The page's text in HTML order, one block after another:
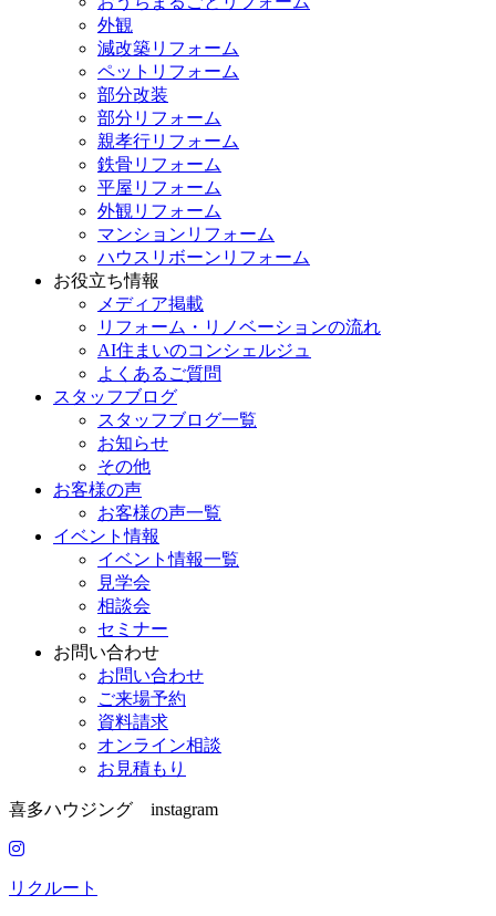
外観
減改築リフォーム
ペットリフォーム
部分改装
部分リフォーム
親孝行リフォーム
鉄骨リフォーム
平屋リフォーム
外観リフォーム
マンションリフォーム
ハウスリボーンリフォーム
お役立ち情報
メディア掲載
リフォーム・リノベーションの流れ
AI住まいのコンシェルジュ
よくあるご質問
スタッフブログ
スタッフブログ一覧
お知らせ
その他
お客様の声
お客様の声一覧
イベント情報
イベント情報一覧
見学会
相談会
セミナー
お問い合わせ
お問い合わせ
ご来場予約
資料請求
オンライン相談
お見積もり
喜多ハウジング instagram
リクルート